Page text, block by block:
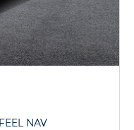
NAV